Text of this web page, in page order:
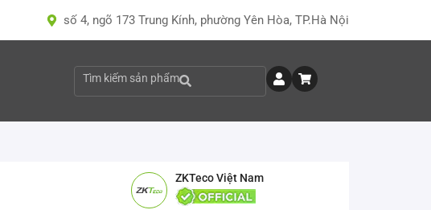
số 4, ngõ 173 Trung Kính, phường Yên Hòa, TP.Hà Nội
Tìm kiếm sản phẩm
ZKTeco Việt Nam